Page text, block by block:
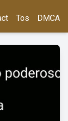
Tos DMCA